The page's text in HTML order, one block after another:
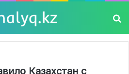
Казахстан с